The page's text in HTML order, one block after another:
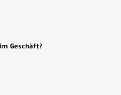
Geschäft?